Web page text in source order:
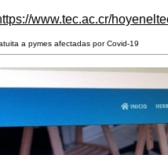
www.tec.ac.cr/
a pymes afectadas por Covid-19